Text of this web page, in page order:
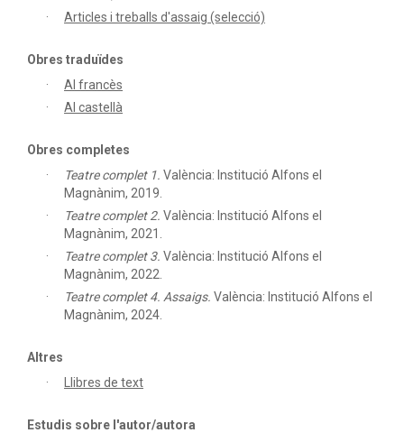
Articles i treballs d'assaig (selecció)
Obres traduïdes
Al francès
Al castellà
Obres completes
Teatre complet 1. València: Institució Alfons el
Magnànim, 2019.
Teatre complet 2. València: Institució Alfons el
Magnànim, 2021.
Teatre complet 3. València: Institució Alfons el
Magnànim, 2022.
Teatre complet 4. Assaigs. València: Institució Alfons el
Magnànim, 2024.
Altres
Llibres de text
Estudis sobre l'autor/autora